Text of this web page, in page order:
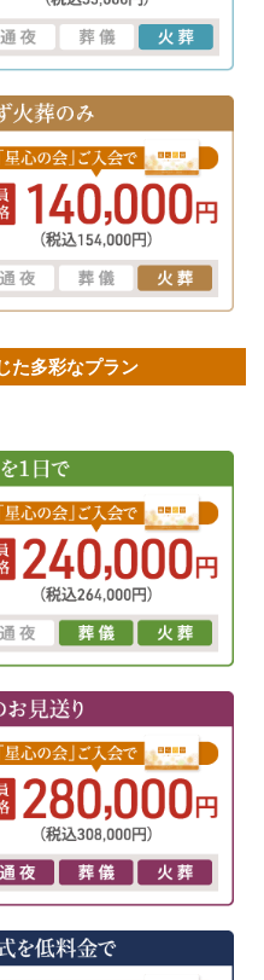
た多彩なプラン